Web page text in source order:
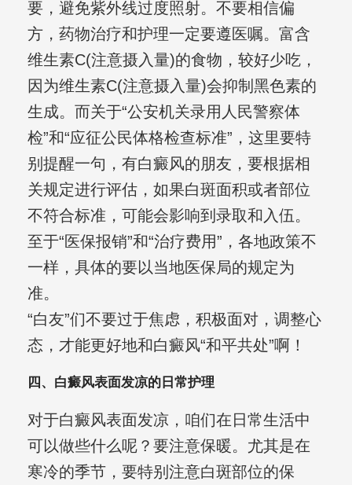
要，避免紫外线过度照射。不要相信偏
方，药物治疗和护理一定要遵医嘱。富含
维生素C(注意摄入量)的食物，较好少吃，
因为维生素C(注意摄入量)会抑制黑色素的
生成。而关于“公安机关录用人民警察体
检”和“应征公民体格检查标准”，这里要特
别提醒一句，有白癜风的朋友，要根据相
关规定进行评估，如果白斑面积或者部位
不符合标准，可能会影响到录取和入伍。
至于“医保报销”和“治疗费用”，各地政策不
一样，具体的要以当地医保局的规定为
准。
“白友”们不要过于焦虑，积极面对，调整心
态，才能更好地和白癜风“和平共处”啊！
四、白癜风表面发凉的日常护理
对于白癜风表面发凉，咱们在日常生活中
可以做些什么呢？要注意保暖。尤其是在
寒冷的季节，要特别注意白斑部位的保